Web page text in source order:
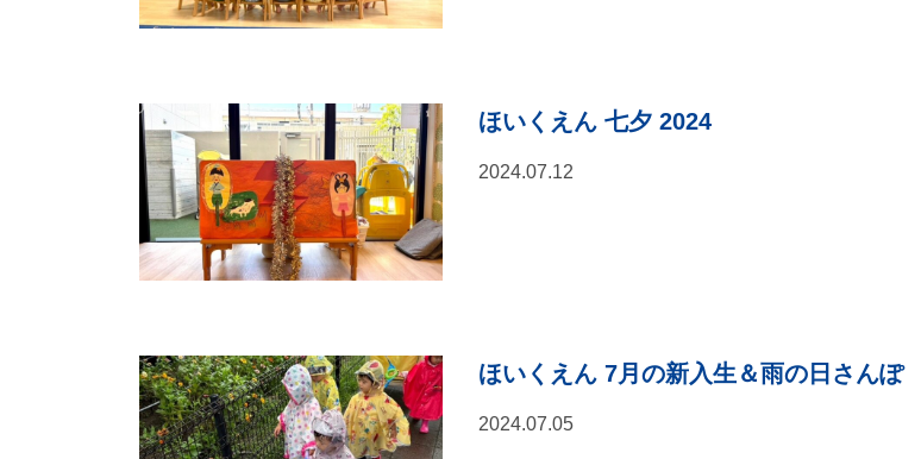
ほいくえん 七夕 2024
2024.07.12
ほいくえん 7月の新入生＆雨の日さんぽ
2024.07.05